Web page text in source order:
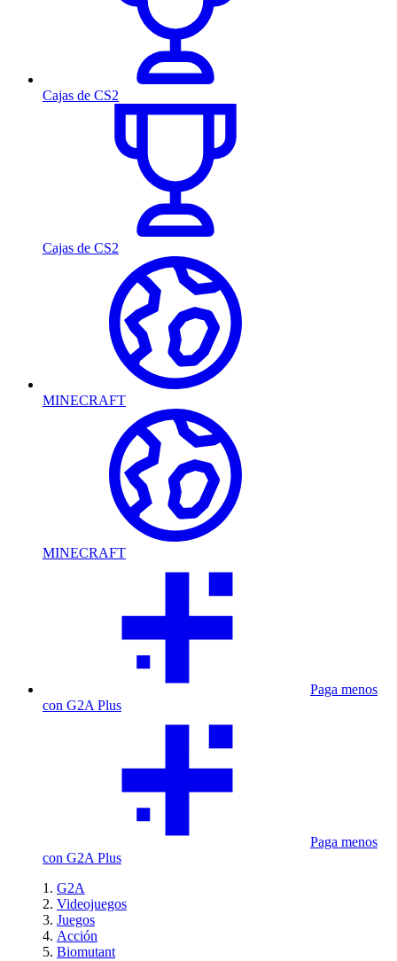
Cajas de CS2
Cajas de CS2
MINECRAFT
MINECRAFT
Paga menos
con G2A Plus
Paga menos
con G2A Plus
G2A
Videojuegos
Juegos
Acción
Biomutant